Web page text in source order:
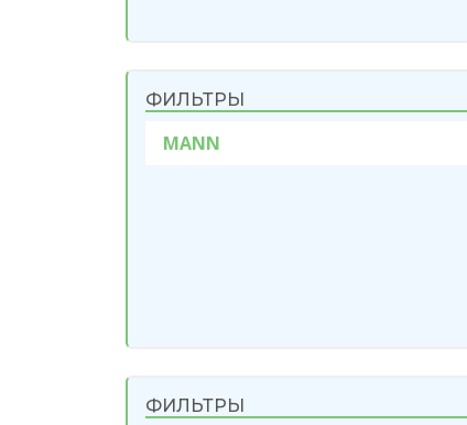
ФИЛЬТРЫ
MANN
ФИЛЬТРЫ